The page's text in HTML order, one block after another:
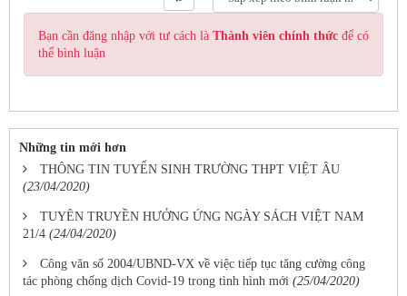
Bạn cần đăng nhập với tư cách là Thành viên chính thức để có
thể bình luận
Những tin mới hơn
THÔNG TIN TUYỂN SINH TRƯỜNG THPT VIỆT ÂU
(23/04/2020)
TUYÊN TRUYỀN HƯỞNG ỨNG NGÀY SÁCH VIỆT NAM
21/4 (24/04/2020)
Công văn số 2004/UBND-VX về việc tiếp tục tăng cường công
tác phòng chống dịch Covid-19 trong tình hình mới (25/04/2020)